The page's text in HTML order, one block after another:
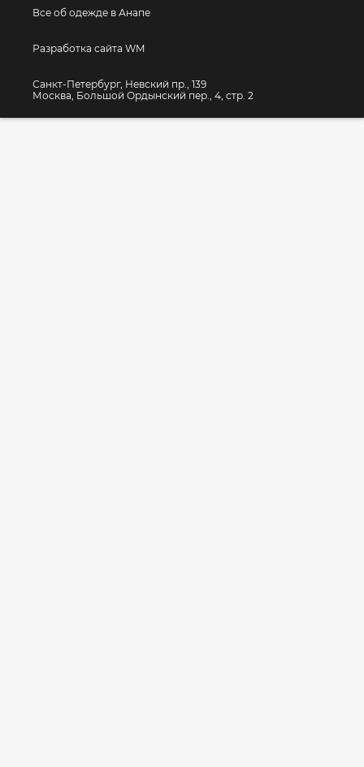
Все об одежде в Анапе
Разработка сайта WM
Санкт-Петербург, Невский пр., 139
Москва, Большой Ордынский пер., 4, стр. 2